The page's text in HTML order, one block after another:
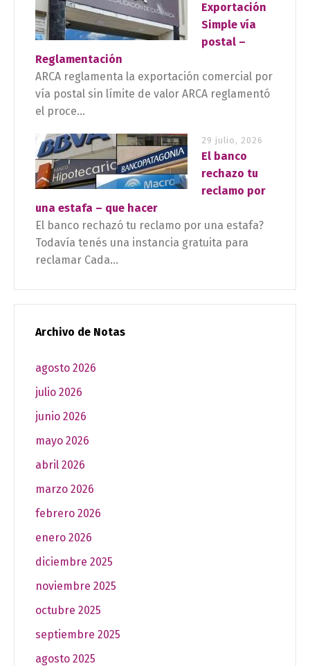
Exportación
Simple vía
postal –
Reglamentación
ARCA reglamenta la exportación comercial por
vía postal sin límite de valor ARCA reglamentó
el proce...
29 julio, 2026
El banco
rechazo tu
reclamo por
una estafa – que hacer
El banco rechazó tu reclamo por una estafa?
Todavía tenés una instancia gratuita para
reclamar Cada...
Archivo de Notas
agosto 2026
julio 2026
junio 2026
mayo 2026
abril 2026
marzo 2026
febrero 2026
enero 2026
diciembre 2025
noviembre 2025
octubre 2025
septiembre 2025
agosto 2025